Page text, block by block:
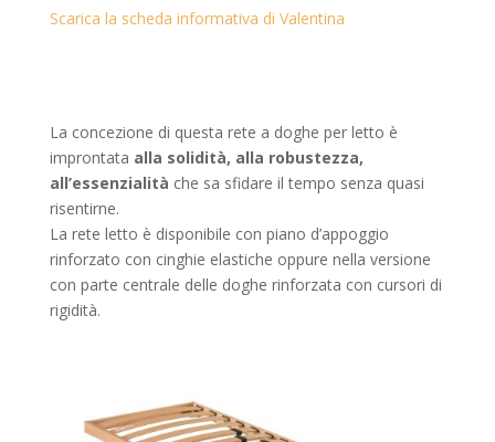
Scarica la scheda informativa di Valentina
La concezione di questa rete a doghe per letto è
improntata alla solidità, alla robustezza,
all’essenzialità che sa sfidare il tempo senza quasi
risentirne.
La rete letto è disponibile con piano d’appoggio
rinforzato con cinghie elastiche oppure nella versione
con parte centrale delle doghe rinforzata con cursori di
rigidità.